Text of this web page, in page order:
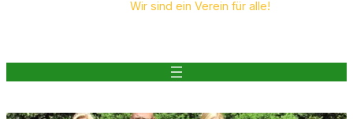
Wir sind ein Verein für alle!